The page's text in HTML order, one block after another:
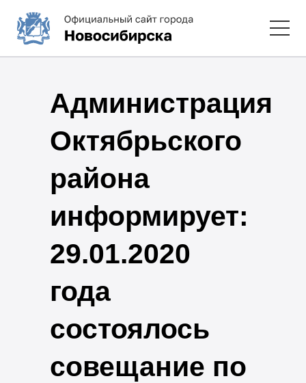
Администрация
Октябрьского
района
информирует:
29.01.2020
года
состоялось
совещание по